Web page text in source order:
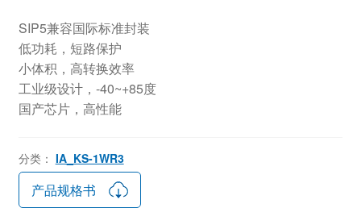
SIP5兼容国际标准封装
低功耗，短路保护
小体积，高转换效率
工业级设计，-40~+85度
国产芯片，高性能
分类： IA_KS-1WR3
产品规格书